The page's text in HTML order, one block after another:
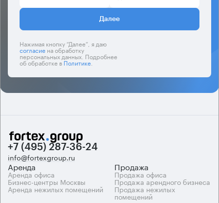
Далее
Нажимая кнопку “Далее”, я даю
согласиена обработку
персональных данных. Подробнее
об обработке вПолитике.
+7 (495) 287-36-24
info@fortexgroup.ru
Аренда
Аренда офиса
Бизнес-центры Москвы
Аренда нежилых помещений
Продажа
Продажа офиса
Продажа арендного бизнеса
Продажа нежилых
помещений